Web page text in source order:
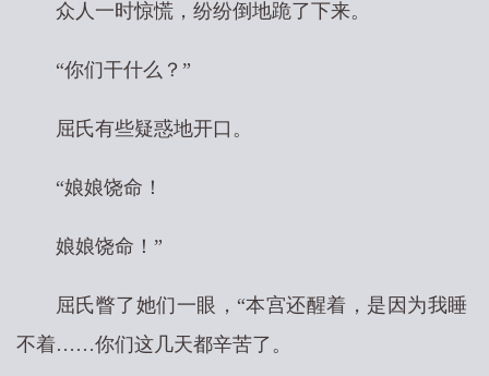
众人一时惊慌，纷纷倒地跪了下来。
“你们干什么？”
屈氏有些疑惑地开口。
“娘娘饶命！
娘娘饶命！”
屈氏瞥了她们一眼，“本宫还醒着，是因为我睡
不着……你们这几天都辛苦了。